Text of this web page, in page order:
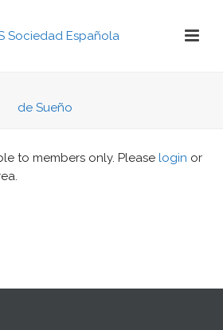
to members only. Please login or